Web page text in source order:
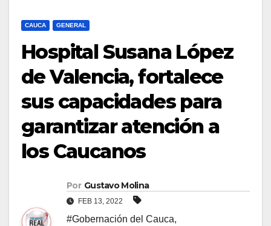
CAUCA GENERAL
Hospital Susana López
de Valencia, fortalece
sus capacidades para
garantizar atención a
los Caucanos
Por Gustavo Molina
FEB 13, 2022
#Gobernación del Cauca,